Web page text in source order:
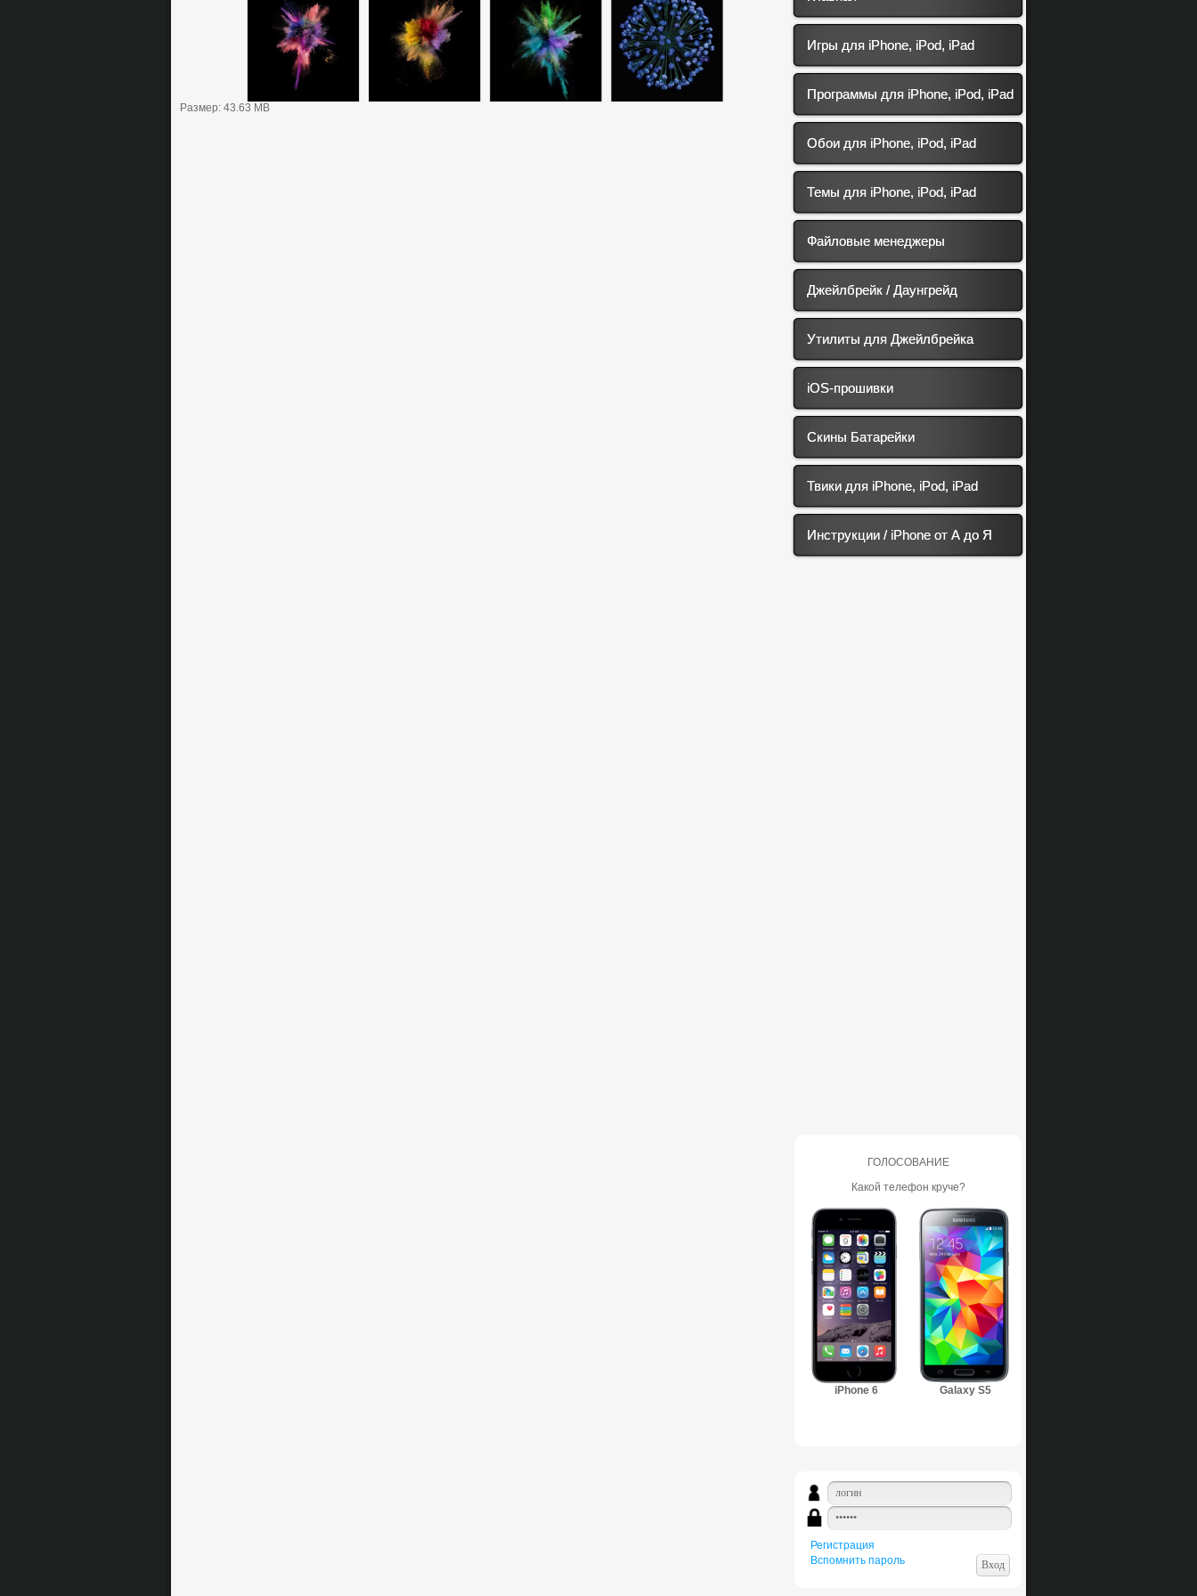
Размер: 43.63 MB
Игры для iPhone, iPod, iPad
Программы для iPhone, iPod, iPad
Обои для iPhone, iPod, iPad
Темы для iPhone, iPod, iPad
Файловые менеджеры
Джейлбрейк / Даунгрейд
Утилиты для Джейлбрейка
iOS-прошивки
Скины Батарейки
Твики для iPhone, iPod, iPad
Инструкции / iPhone от А до Я
ГОЛОСОВАНИЕ
Какой телефон круче?
iPhone 6 Galaxy S5
Регистрация
Вспомнить пароль